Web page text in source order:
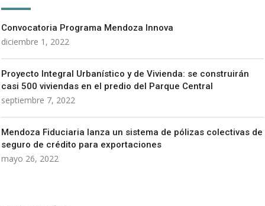
Convocatoria Programa Mendoza Innova
diciembre 1, 2022
Proyecto Integral Urbanístico y de Vivienda: se construirán
casi 500 viviendas en el predio del Parque Central
septiembre 7, 2022
Mendoza Fiduciaria lanza un sistema de pólizas colectivas de
seguro de crédito para exportaciones
mayo 26, 2022